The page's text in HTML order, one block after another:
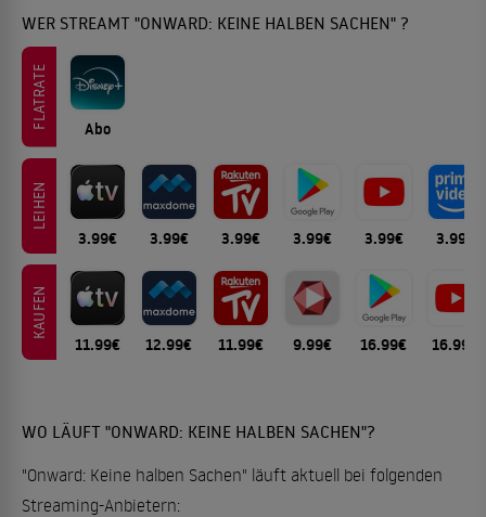
WER STREAMT "ONWARD: KEINE HALBEN SACHEN" ?
FLATRATE Abo
LEIHEN
3.99€ 3.99€ 3.99€ 3.99€ 3.99€ 3.99€
KAUFEN
11.99€ 12.99€ 11.99€ 9.99€ 16.99€ 16.99€
WO LÄUFT "ONWARD: KEINE HALBEN SACHEN"?
"Onward: Keine halben Sachen" läuft aktuell bei folgenden
Streaming-Anbietern: